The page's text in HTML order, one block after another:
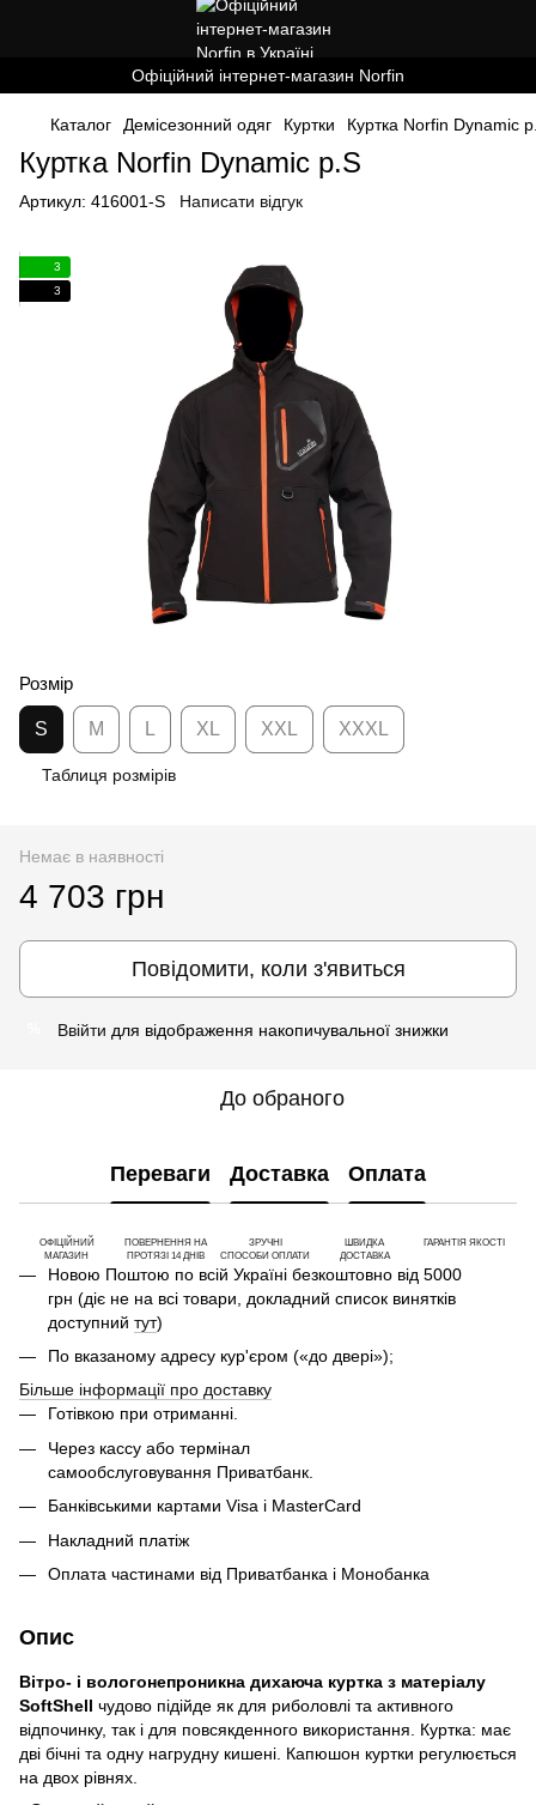
Офіційний інтернет-магазин Norfin
Каталог Демісезонний одяг Куртки Куртка Norfin Dynamic
Куртка Norfin Dynamic р.S
Артикул: 416001-S Написати відгук
3
3
Розмір
S M L XL XXL XXXL
Таблиця розмірів
Немає в наявності
4 703 грн
Повідомити, коли з'явиться
Ввійти для відображення накопичувальної знижки
До обраного
Переваги Доставка Оплата
ОФІЦІЙНИЙ
МАГАЗИН
ПОВЕРНЕННЯ НА
ПРОТЯЗІ 14 ДНІВ
ЗРУЧНІ
СПОСОБИ ОПЛАТИ
ШВИДКА
ДОСТАВКА
ГАРАНТІЯ ЯКОСТІ
Новою Поштою по всій Україні безкоштовно від 5000
грн (діє не на всі товари, докладний список винятків
доступний тут)
По вказаному адресу кур'єром («до двері»);
Більше інформації про доставку
Готівкою при отриманні.
Через кассу або термінал
самообслуговування Приватбанк.
Банківськими картами Visa і MasterCard
Накладний платіж
Оплата частинами від Приватбанка і Монобанка
Опис
Вітро- і вологонепроникна дихаюча куртка з матеріалу
SoftShell чудово підійде як для риболовлі та активного
відпочинку, так і для повсякденного використання. Куртка: має
дві бічні та одну нагрудну кишені. Капюшон куртки регулюється
на двох рівнях.